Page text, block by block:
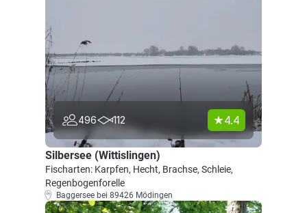
496 112 4.4
Silbersee (Wittislingen)
Fischarten: Karpfen, Hecht, Brachse, Schleie,
Regenbogenforelle
Baggersee bei 89426 Mödingen